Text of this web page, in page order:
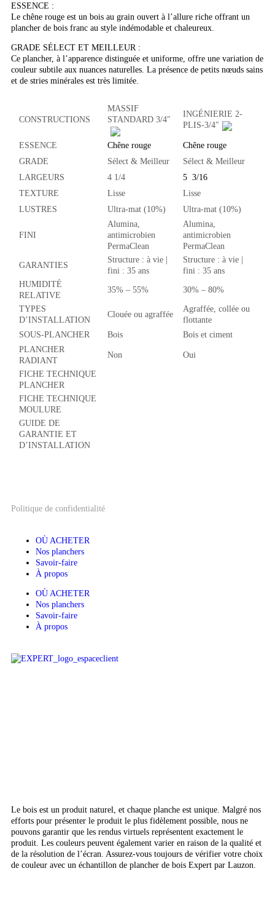
ESSENCE :
Le chêne rouge est un bois au grain ouvert à l’allure riche offrant un
plancher de bois franc au style indémodable et chaleureux.
GRADE SÉLECT ET MEILLEUR :
Ce plancher, à l’apparence distinguée et uniforme, offre une variation de
couleur subtile aux nuances naturelles. La présence de petits nœuds sains
et de stries minérales est très limitée.
CONSTRUCTIONS
MASSIF
STANDARD 3/4″
INGÉNIERIE 2-
PLIS-3/4″
ESSENCE Chêne rouge
Chêne rouge
GRADE
Sélect & Meilleur
Sélect & Meilleur
LARGEURS
4 1/4
5 3/16
TEXTURE
Lisse
Lisse
LUSTRES
Ultra-mat (10%) Ultra-mat (10%)
FINI
Alumina,
antimicrobien
PermaClean
Alumina,
antimicrobien
PermaClean
GARANTIES
Structure : à vie |
fini : 35 ans
Structure : à vie |
fini : 35 ans
HUMIDITÉ
RELATIVE
35% – 55% 30% – 80%
TYPES
D’INSTALLATION
Clouée ou agraffée
Agraffée, collée ou
flottante
SOUS-PLANCHER
Bois
Bois et ciment
PLANCHER
RADIANT
Non Oui
FICHE TECHNIQUE
PLANCHER
FICHE TECHNIQUE
MOULURE
GUIDE DE
GARANTIE ET
D’INSTALLATION
Politique de confidentialité
OÙ ACHETER
Nos planchers
Savoir-faire
À propos
OÙ ACHETER
Nos planchers
Savoir-faire
À propos
Le bois est un produit naturel, et chaque planche est unique. Malgré nos
efforts pour présenter le produit le plus fidèlement possible, nous ne
pouvons garantir que les rendus virtuels représentent exactement le
produit. Les couleurs peuvent également varier en raison de la qualité et
de la résolution de l’écran. Assurez-vous toujours de vérifier votre choix
de couleur avec un échantillon de plancher de bois Expert par Lauzon.